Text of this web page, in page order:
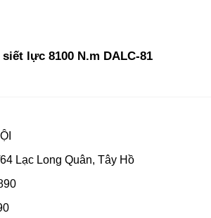
lực 8100 N.m DALC-81
Lạc Long Quân, Tây Hồ